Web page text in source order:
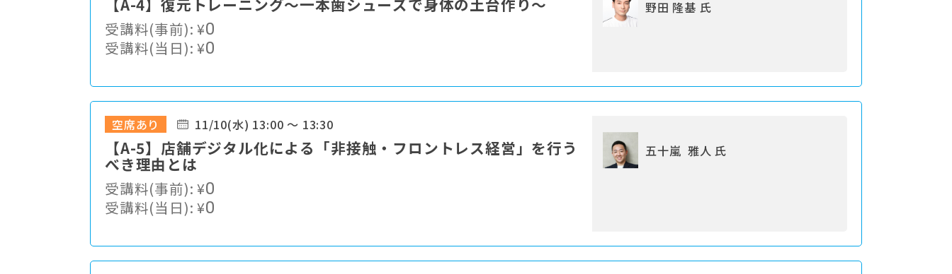
【A-4】復元トレーニング～一本歯シューズで身体の土台作り～
受講料(事前):¥0
受講料(当日):¥0
野田 隆基 氏
空席あり 11/10(水) 13:00 ～ 13:30
【A-5】店舗デジタル化による「非接触・フロントレス経営」を行う
べき理由とは
受講料(事前):¥0
受講料(当日):¥0
五十嵐 雅人 氏